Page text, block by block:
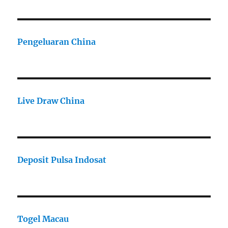
Pengeluaran China
Live Draw China
Deposit Pulsa Indosat
Togel Macau